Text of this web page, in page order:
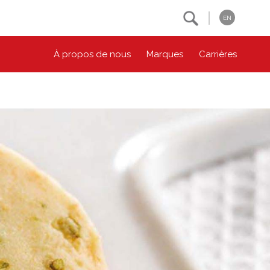
EN
À propos de nous Marques Carrières
Bien-être des animaux
Collectivité
Principes coopératifs
Diversité et inclusion
Accessibilité
Location